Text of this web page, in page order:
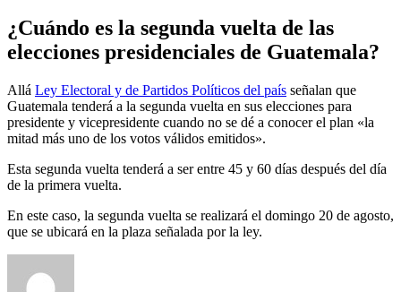
¿Cuándo es la segunda vuelta de las
elecciones presidenciales de Guatemala?
Allá Ley Electoral y de Partidos Políticos del país señalan que
Guatemala tenderá a la segunda vuelta en sus elecciones para
presidente y vicepresidente cuando no se dé a conocer el plan «la
mitad más uno de los votos válidos emitidos».
Esta segunda vuelta tenderá a ser entre 45 y 60 días después del día
de la primera vuelta.
En este caso, la segunda vuelta se realizará el domingo 20 de agosto,
que se ubicará en la plaza señalada por la ley.